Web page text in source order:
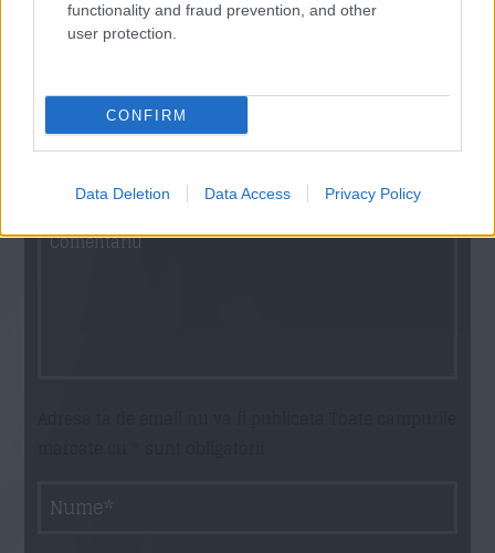
functionality and fraud prevention, and other
user protection.
CONFIRM
Data Deletion Data Access Privacy Policy
Comentarii
Lasa un comentariu